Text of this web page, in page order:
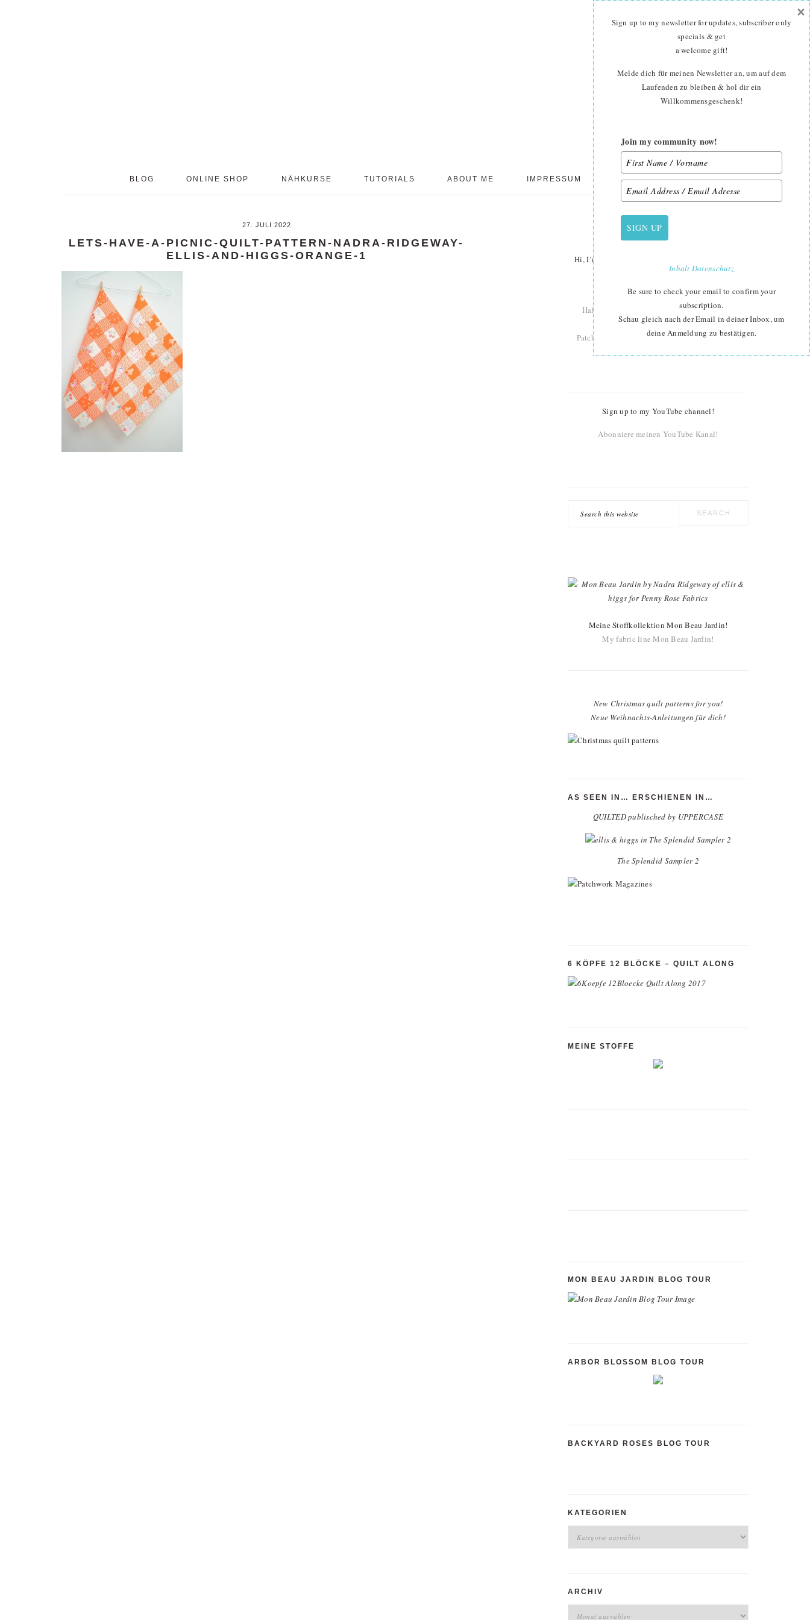
BLOG ONLINE SHOP NÄHKURSE TUTORIALS ABOUT ME IMPRESSUM DATENSCHUTZ
27. JULI 2022
LETS-HAVE-A-PICNIC-QUILT-PATTERN-NADRA-RIDGEWAY-
ELLIS-AND-HIGGS-ORANGE-1
PRIMARY
SIDEBAR
Hi, I’m Nadra. I’m a quilt pattern designer, textile
designer and teacher.
Welcome to ellis & higgs!
Hallo ich bin Nadra. Ich entwerfe Patchwork-
Anleitungen, designe Stoffe und gebe
Patchworkkurse. Willkommen bei ellis & higgs!
Sign up to my YouTube channel!
Abonniere meinen YouTube Kanal!
Meine Stoffkollektion Mon Beau Jardin!
My fabric line Mon Beau Jardin!
New Christmas quilt patterns for you!
Neue Weihnachts-Anleitungen für dich!
AS SEEN IN… ERSCHIENEN IN…
QUILTED publisched by UPPERCASE
The Splendid Sampler 2
6 KÖPFE 12 BLÖCKE – QUILT ALONG
MEINE STOFFE
MON BEAU JARDIN BLOG TOUR
ARBOR BLOSSOM BLOG TOUR
BACKYARD ROSES BLOG TOUR
KATEGORIEN
ARCHIV
Sign up to my newsletter for updates, subscriber only
specials & get
a welcome gift!
Melde dich für meinen Newsletter an, um auf dem
Laufenden zu bleiben & hol dir ein
Willkommensgeschenk!
Join my community now!
SIGN UP
Inhalt Datenschutz
Be sure to check your email to confirm your
subscription.
Schau gleich nach der Email in deiner Inbox, um
deine Anmeldung zu bestätigen.
×